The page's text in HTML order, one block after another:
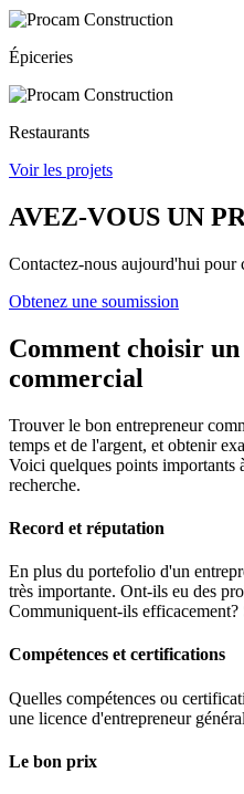
Épiceries
Restaurants
Voir les projets
AVEZ-VOUS UN
Contactez-nous aujourd'hui pour
Obtenez une soumission
Comment choisir un
commercial
Trouver le bon entrepreneur
temps et de l'argent, et obtenir
Voici quelques points importants
recherche.
Record et réputation
En plus du portefolio d'un
très importante. Ont-ils eu des
Communiquent-ils
Compétences et certifications
Quelles compétences ou
une licence d'entrepreneur
Le bon prix